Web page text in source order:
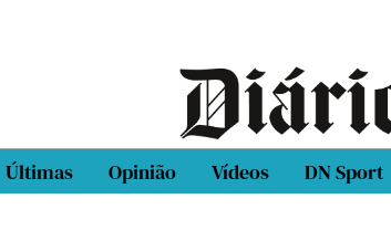
Últimas Opinião Vídeos DN Sport